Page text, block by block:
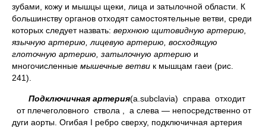
зубами, кожу и мышцы щеки, лица и затылочной области. К
большинству органов отходят самостоятельные ветви, среди
которых следует назвать: верхнюю щитовидную артерию,
язычную артерию, лицевую артерию, восходящую
глоточную артерию, затылочную артерию и
многочисленные мышечные ветви к мышцам гаеи (рис.
241).
Подключичная артерия(а.subclavia) справа отходит
от плечеголовного ствола , а слева — непосредственно от
дуги аорты. Огибая I ребро сверху, подключичная артерия